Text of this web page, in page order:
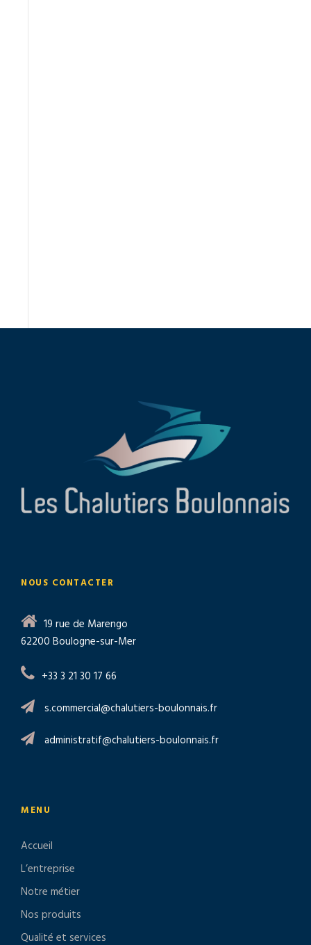
NOUS CONTACTER
19 rue de Marengo
62200 Boulogne-sur-Mer
+33 3 21 30 17 66
s.commercial@chalutiers-boulonnais.fr
administratif@chalutiers-boulonnais.fr
MENU
Accueil
L’entreprise
Notre métier
Nos produits
Qualité et services